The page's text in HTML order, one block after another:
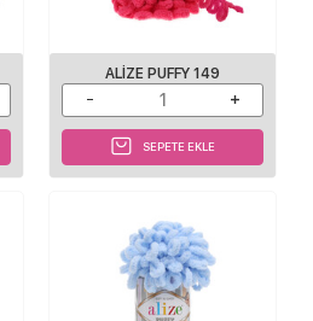
ALIZE PUFFY 149
SEPETE EKLE